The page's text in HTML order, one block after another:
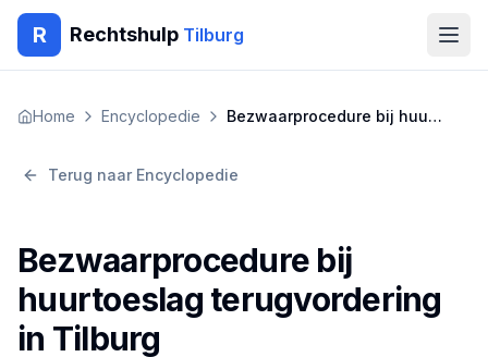
R Rechtshulp Tilburg
Home
Contact
🇳🇱 Nederlands
Home Encyclopedie Bezwaarprocedure bij huurtoeslag terugvordering in Tilburg
Terug naar Encyclopedie
Bezwaarprocedure bij
huurtoeslag terugvordering
in Tilburg